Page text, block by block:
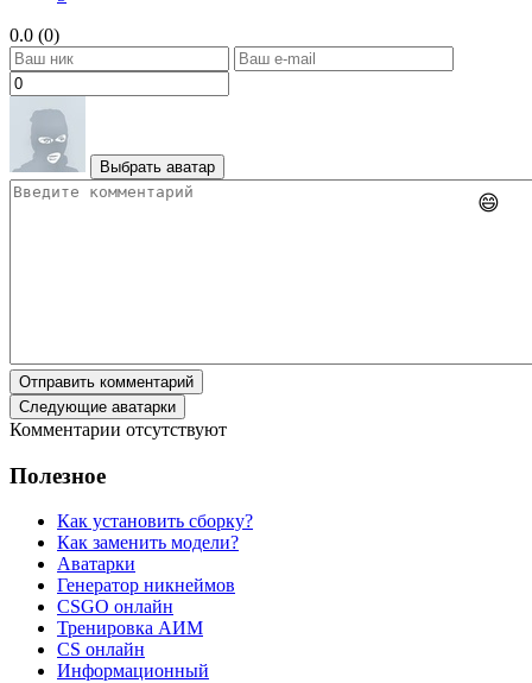
0.0 (0)
Выбрать аватар
😄
Отправить комментарий
Следующие аватарки
Комментарии отсутствуют
Полезное
Как установить сборку?
Как заменить модели?
Аватарки
Генератор никнеймов
CSGO онлайн
Тренировка АИМ
CS онлайн
Информационный